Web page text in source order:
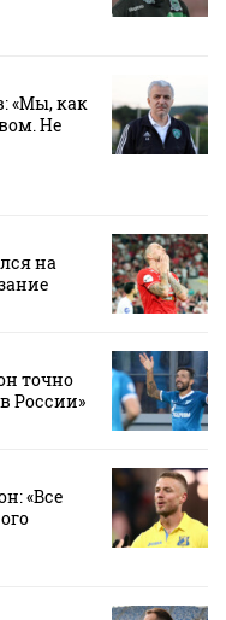
«Мы, как
Не
на
точно
России»
«Все